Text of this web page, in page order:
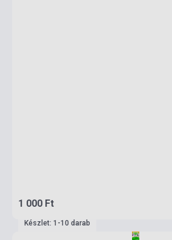
1 000 Ft
Készlet: 1-10 darab